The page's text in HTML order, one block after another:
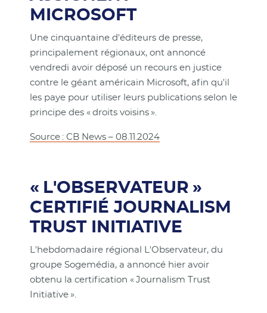
MICROSOFT
Une cinquantaine d'éditeurs de presse,
principalement régionaux, ont annoncé
vendredi avoir déposé un recours en justice
contre le géant américain Microsoft, afin qu'il
les paye pour utiliser leurs publications selon le
principe des « droits voisins ».
Source : CB News – 08.11.2024
« L'OBSERVATEUR »
CERTIFIÉ JOURNALISM
TRUST INITIATIVE
L'hebdomadaire régional L'Observateur, du
groupe Sogemédia, a annoncé hier avoir
obtenu la certification « Journalism Trust
Initiative ».